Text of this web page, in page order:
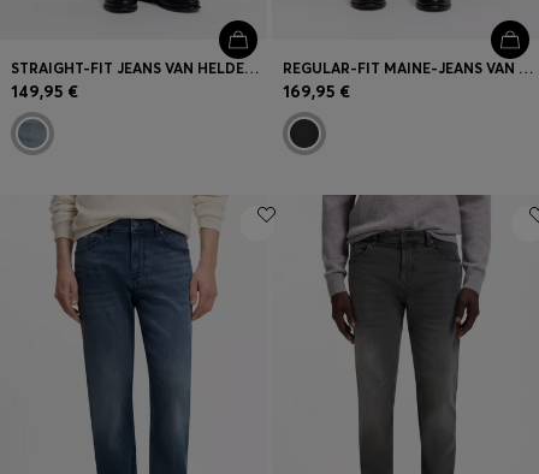
STRAIGHT-FIT JEANS VAN HELDERBLAUW STRETCHDENIM
149,95 €
REGULAR-FIT MAINE-JEANS VAN EEN KATOENMIX MET STRETCH
169,95 €